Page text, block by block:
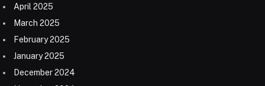
April 2025
March 2025
February 2025
January 2025
December 2024